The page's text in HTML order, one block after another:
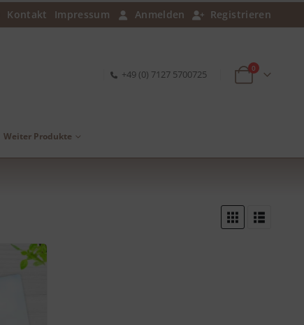
Kontakt Impressum Anmelden Registrieren
+49 (0) 7127 5700725
0
Weiter Produkte